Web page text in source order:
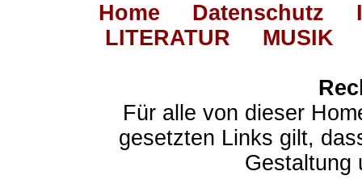
Home Datenschutz
LITERATUR
MUSIK
Für alle von dieser
gesetzten Links gilt,
Gestaltung